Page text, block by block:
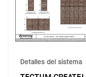
Detalles del sistema